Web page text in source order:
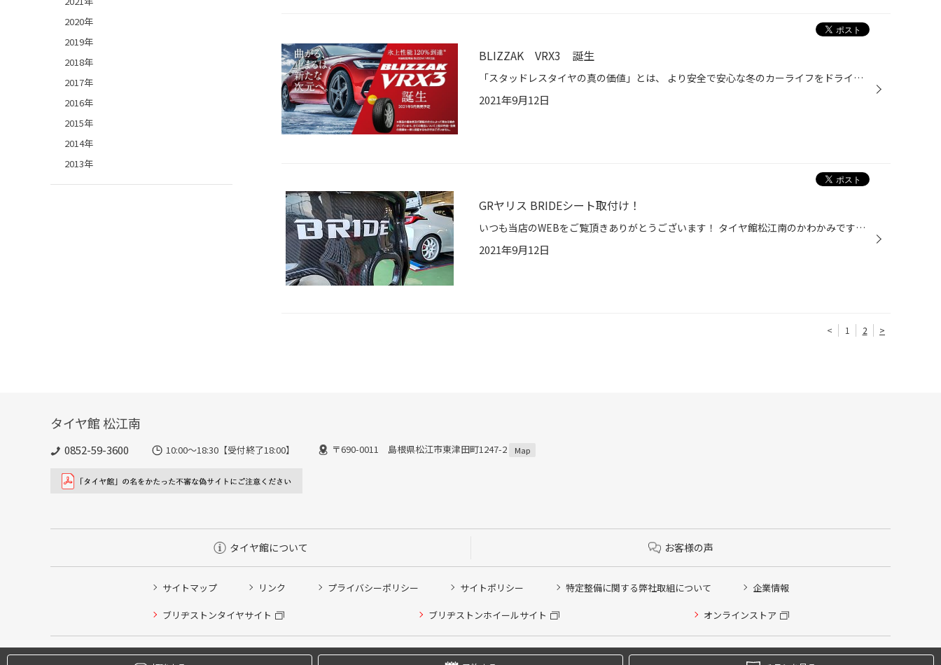
BLIZZAK VRX3 誕生
「スタッドレスタイヤの真の価値」とは、 より安全で安心な冬のカーライフをドライバーに提供することです。 それは凍った路面や雪道でしっかりと車を止めること。 交差点や曲がり角で、ブレーキをかけても車が止まらない。 このことがどれほどおそろしい事故につながる可能性があるか 冬道を走行す...
2021年9月12日
GRヤリス BRIDEシート取付け！
いつも当店のWEBをご覧頂きありがとうございます！ タイヤ館松江南のかわかみです！ 今回はシート交換をご紹介します！ 取付けるのは、 出典元：ブリッド株式会社公式サイト 運転席には、 全身を包み込むシェルデザインで高次元のホールド性能 と安全性を実現させた 【 XERO VS 】（ゼロ ブイエス）...
2021年9月12日
< 1 2 >
2020年
2019年
2018年
2017年
2016年
2015年
2014年
2013年
タイヤ館 松江南
0852-59-3600 10:00～18:30【受付終了18:00】 〒690-0011 島根県松江市東津田町1247-2 Map
タイヤ館について お客様の声
サイトマップ リンク プライバシーポリシー サイトポリシー 特定整備に関する弊社取組について 企業情報
ブリヂストンタイヤサイト ブリヂストンホイールサイト オンラインストア
Copyright © 2024 Bridgestone Retail Co.,Ltd. All rights Reserved.
タイヤ点検・安全点検/タイヤ履き替え/オイル交換/その他ピット作業の予約
クローク契約会員専用タイヤ履き替え※タイヤ履き替えを希望のクローク契約会員の方はこちらを選択ください
本日のタイヤ履き替え順番待ち予約 ※クローク契約会員の方はご利用いただけません